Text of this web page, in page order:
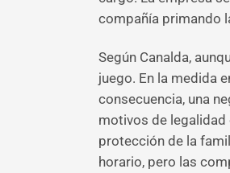
compañía primando
Según Canalda,
juego. En la medida
consecuencia, una
motivos de
protección de la
horario, pero las